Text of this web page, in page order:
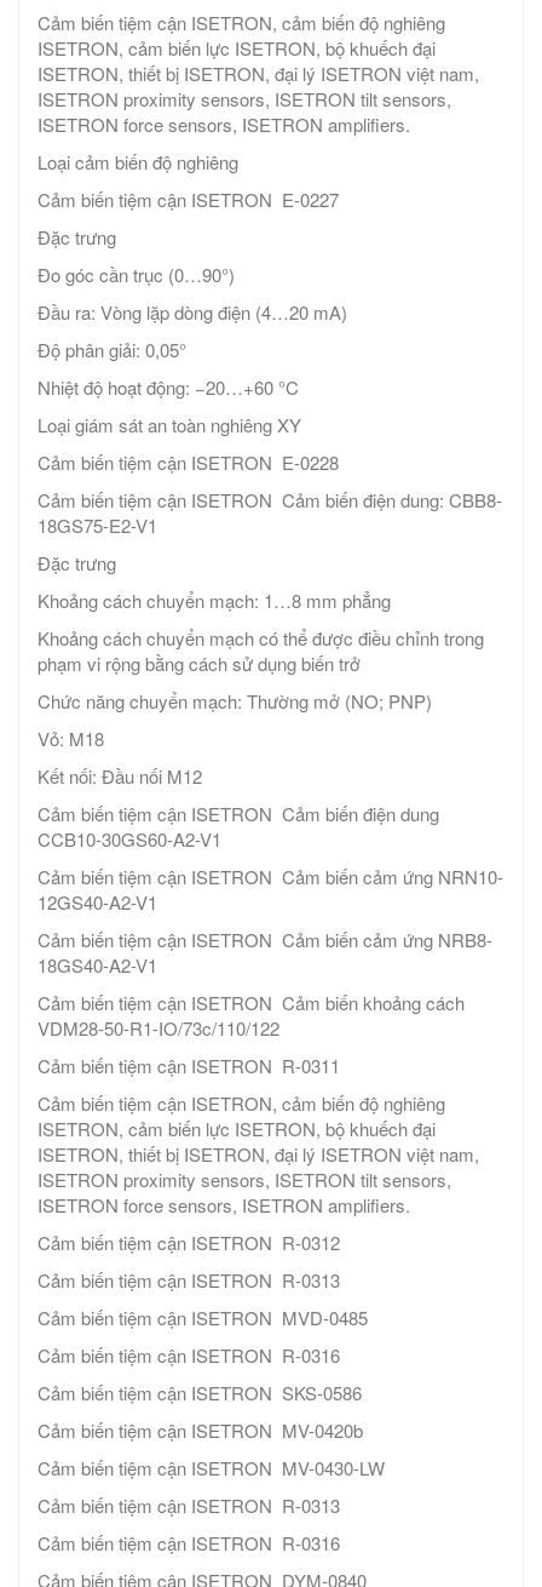
Cảm biến tiệm cận ISETRON, cảm biến độ nghiêng
ISETRON, cảm biến lực ISETRON, bộ khuếch đại
ISETRON, thiết bị ISETRON, đại lý ISETRON việt nam,
ISETRON proximity sensors, ISETRON tilt sensors,
ISETRON force sensors, ISETRON amplifiers.
Loại cảm biến độ nghiêng
Cảm biến tiệm cận ISETRON E-0227
Đặc trưng
Đo góc cần trục (0…90°)
Đầu ra: Vòng lặp dòng điện (4…20 mA)
Độ phân giải: 0,05°
Nhiệt độ hoạt động: −20…+60 °C
Loại giám sát an toàn nghiêng XY
Cảm biến tiệm cận ISETRON E-0228
Cảm biến tiệm cận ISETRON Cảm biến điện dung: CBB8-
18GS75-E2-V1
Đặc trưng
Khoảng cách chuyển mạch: 1…8 mm phẳng
Khoảng cách chuyển mạch có thể được điều chỉnh trong
phạm vi rộng bằng cách sử dụng biến trở
Chức năng chuyển mạch: Thường mở (NO; PNP)
Vỏ: M18
Kết nối: Đầu nối M12
Cảm biến tiệm cận ISETRON Cảm biến điện dung
CCB10-30GS60-A2-V1
Cảm biến tiệm cận ISETRON Cảm biến cảm ứng NRN10-
12GS40-A2-V1
Cảm biến tiệm cận ISETRON Cảm biến cảm ứng NRB8-
18GS40-A2-V1
Cảm biến tiệm cận ISETRON Cảm biến khoảng cách
VDM28-50-R1-IO/73c/110/122
Cảm biến tiệm cận ISETRON R-0311
Cảm biến tiệm cận ISETRON, cảm biến độ nghiêng
ISETRON, cảm biến lực ISETRON, bộ khuếch đại
ISETRON, thiết bị ISETRON, đại lý ISETRON việt nam,
ISETRON proximity sensors, ISETRON tilt sensors,
ISETRON force sensors, ISETRON amplifiers.
Cảm biến tiệm cận ISETRON R-0312
Cảm biến tiệm cận ISETRON R-0313
Cảm biến tiệm cận ISETRON MVD-0485
Cảm biến tiệm cận ISETRON R-0316
Cảm biến tiệm cận ISETRON SKS-0586
Cảm biến tiệm cận ISETRON MV-0420b
Cảm biến tiệm cận ISETRON MV-0430-LW
Cảm biến tiệm cận ISETRON R-0313
Cảm biến tiệm cận ISETRON R-0316
Cảm biến tiệm cận ISETRON DYM-0840